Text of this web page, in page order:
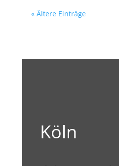
« Ältere Einträge
Köln